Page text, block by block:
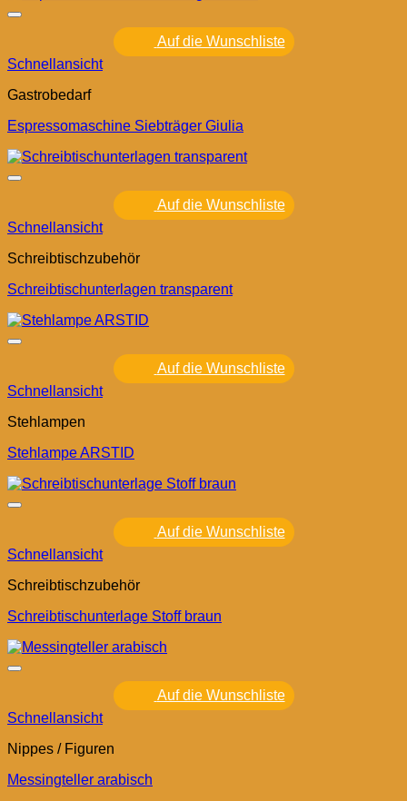
Auf die Wunschliste
Schnellansicht
Gastrobedarf
Espressomaschine Siebträger Giulia
Auf die Wunschliste
Schnellansicht
Schreibtischzubehör
Schreibtischunterlagen transparent
Auf die Wunschliste
Schnellansicht
Stehlampen
Stehlampe ARSTID
Auf die Wunschliste
Schnellansicht
Schreibtischzubehör
Schreibtischunterlage Stoff braun
Auf die Wunschliste
Schnellansicht
Nippes / Figuren
Messingteller arabisch